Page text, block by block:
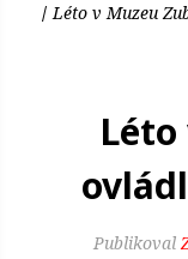
Léto v Muzeu